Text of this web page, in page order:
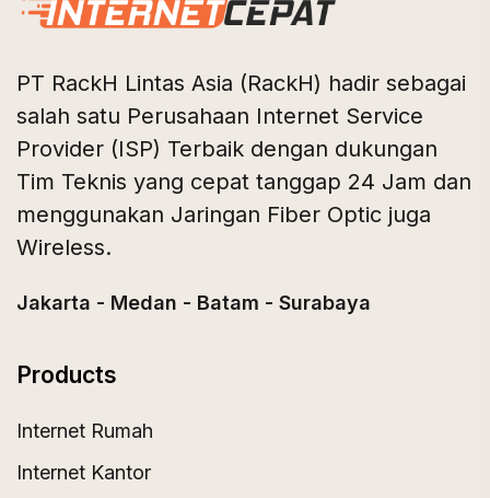
PT RackH Lintas Asia (RackH) hadir sebagai
salah satu Perusahaan Internet Service
Provider (ISP) Terbaik dengan dukungan
Tim Teknis yang cepat tanggap 24 Jam dan
menggunakan Jaringan Fiber Optic juga
Wireless.
Jakarta - Medan - Batam - Surabaya
Products
Internet Rumah
Internet Kantor